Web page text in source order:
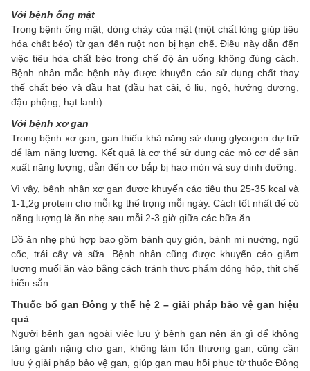
Với bệnh ống mật
Trong bệnh ống mật, dòng chảy của mật (một chất lỏng giúp tiêu
hóa chất béo) từ gan đến ruột non bị hạn chế. Điều này dẫn đến
việc tiêu hóa chất béo trong chế độ ăn uống không đúng cách.
Bệnh nhân mắc bệnh này được khuyến cáo sử dụng chất thay
thế chất béo và dầu hạt (dầu hạt cải, ô liu, ngô, hướng dương,
đậu phộng, hạt lanh).
Với bệnh xơ gan
Trong bệnh xơ gan, gan thiếu khả năng sử dụng glycogen dự trữ
để làm năng lượng. Kết quả là cơ thể sử dụng các mô cơ để sản
xuất năng lượng, dẫn đến cơ bắp bị hao mòn và suy dinh dưỡng.
Vì vậy, bệnh nhân xơ gan được khuyến cáo tiêu thụ 25-35 kcal và
1-1,2g protein cho mỗi kg thể trọng mỗi ngày. Cách tốt nhất để có
năng lượng là ăn nhẹ sau mỗi 2-3 giờ giữa các bữa ăn.
Đồ ăn nhẹ phù hợp bao gồm bánh quy giòn, bánh mì nướng, ngũ
cốc, trái cây và sữa. Bệnh nhân cũng được khuyến cáo giảm
lượng muối ăn vào bằng cách tránh thực phẩm đóng hộp, thịt chế
biến sẵn…
Thuốc bổ gan Đông y thế hệ 2 – giải pháp bảo vệ gan hiệu
quả
Người bệnh gan ngoài việc lưu ý bệnh gan nên ăn gì để không
tăng gánh nặng cho gan, không làm tổn thương gan, cũng cần
lưu ý giải pháp bảo vệ gan, giúp gan mau hồi phục từ thuốc Đông